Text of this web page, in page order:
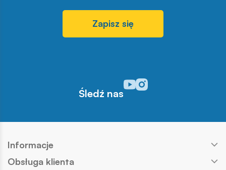
Zapisz się
Śledź nas
Odwiedź nasz profil w
Odwiedź nasz profil w
Informacje
Obsługa klienta